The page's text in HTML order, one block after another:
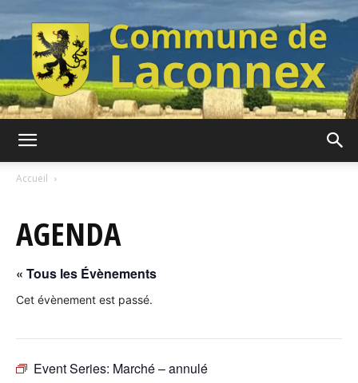
Laconnex
Accueil
AGENDA
« Tous les Évènements
Cet évènement est passé.
Event Series: Marché – annulé